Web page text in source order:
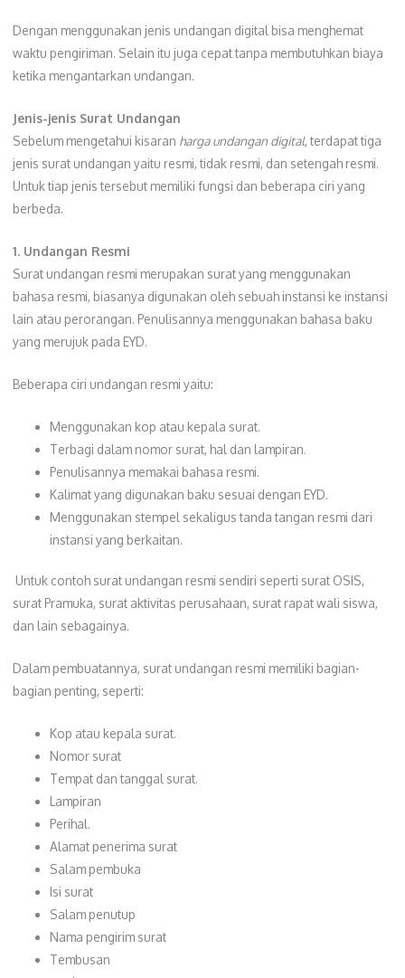
Dengan menggunakan jenis undangan digital bisa menghemat
waktu pengiriman. Selain itu juga cepat tanpa membutuhkan biaya
ketika mengantarkan undangan.
Jenis-jenis Surat Undangan
Sebelum mengetahui kisaran harga undangan digital, terdapat tiga
jenis surat undangan yaitu resmi, tidak resmi, dan setengah resmi.
Untuk tiap jenis tersebut memiliki fungsi dan beberapa ciri yang
berbeda.
1. Undangan Resmi
Surat undangan resmi merupakan surat yang menggunakan
bahasa resmi, biasanya digunakan oleh sebuah instansi ke instansi
lain atau perorangan. Penulisannya menggunakan bahasa baku
yang merujuk pada EYD.
Beberapa ciri undangan resmi yaitu:
Menggunakan kop atau kepala surat.
Terbagi dalam nomor surat, hal dan lampiran.
Penulisannya memakai bahasa resmi.
Kalimat yang digunakan baku sesuai dengan EYD.
Menggunakan stempel sekaligus tanda tangan resmi dari
instansi yang berkaitan.
Untuk contoh surat undangan resmi sendiri seperti surat OSIS,
surat Pramuka, surat aktivitas perusahaan, surat rapat wali siswa,
dan lain sebagainya.
Dalam pembuatannya, surat undangan resmi memiliki bagian-
bagian penting, seperti:
Kop atau kepala surat.
Nomor surat
Tempat dan tanggal surat.
Lampiran
Perihal.
Alamat penerima surat
Salam pembuka
Isi surat
Salam penutup
Nama pengirim surat
Tembusan